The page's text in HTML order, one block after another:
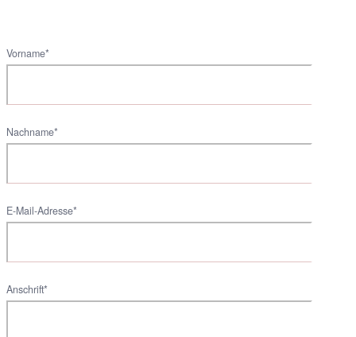
Vorname*
Nachname*
E-Mail-Adresse*
Anschrift*